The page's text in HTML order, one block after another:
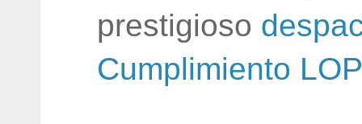
prestigioso
Cumplimiento